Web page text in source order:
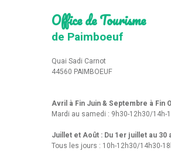
Office de Tourisme
de Paimboeuf
Quai Sadi Carnot
44560 PAIMBOEUF
Avril à Fin Juin & Septembre à Fin
Mardi au samedi : 9h30-12h30/14h-
Juillet et Août : Du 1er juillet au 30
Tous les jours : 10h-12h30/14h30-